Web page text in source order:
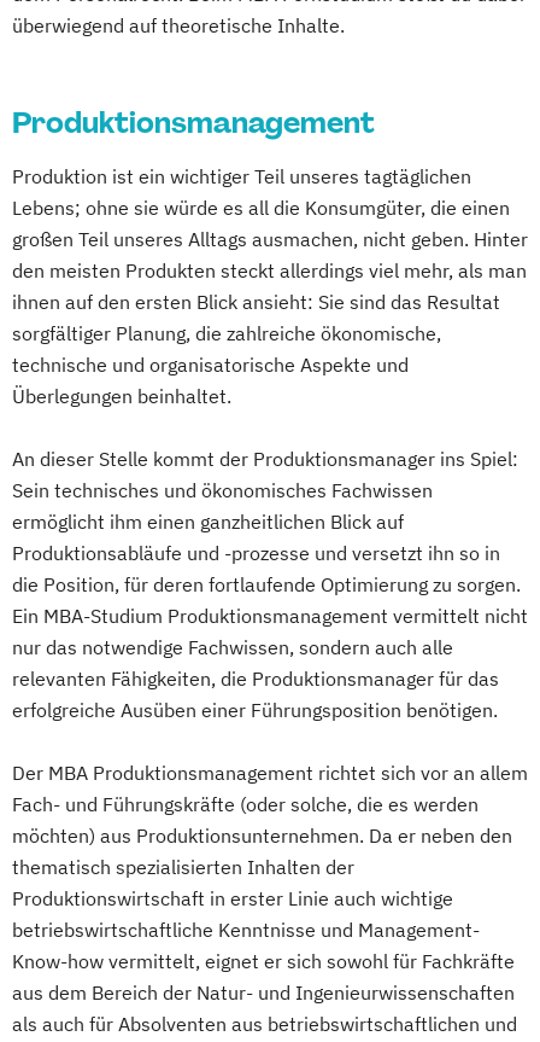
überwiegend auf theoretische Inhalte.
Produktionsmanagement
Produktion ist ein wichtiger Teil unseres tagtäglichen
Lebens; ohne sie würde es all die Konsumgüter, die einen
großen Teil unseres Alltags ausmachen, nicht geben. Hinter
den meisten Produkten steckt allerdings viel mehr, als man
ihnen auf den ersten Blick ansieht: Sie sind das Resultat
sorgfältiger Planung, die zahlreiche ökonomische,
technische und organisatorische Aspekte und
Überlegungen beinhaltet.
An dieser Stelle kommt der Produktionsmanager ins Spiel:
Sein technisches und ökonomisches Fachwissen
ermöglicht ihm einen ganzheitlichen Blick auf
Produktionsabläufe und -prozesse und versetzt ihn so in
die Position, für deren fortlaufende Optimierung zu sorgen.
Ein MBA-Studium Produktionsmanagement vermittelt nicht
nur das notwendige Fachwissen, sondern auch alle
relevanten Fähigkeiten, die Produktionsmanager für das
erfolgreiche Ausüben einer Führungsposition benötigen.
Der MBA Produktionsmanagement richtet sich vor an allem
Fach- und Führungskräfte (oder solche, die es werden
möchten) aus Produktionsunternehmen. Da er neben den
thematisch spezialisierten Inhalten der
Produktionswirtschaft in erster Linie auch wichtige
betriebswirtschaftliche Kenntnisse und Management-
Know-how vermittelt, eignet er sich sowohl für Fachkräfte
aus dem Bereich der Natur- und Ingenieurwissenschaften
als auch für Absolventen aus betriebswirtschaftlichen und